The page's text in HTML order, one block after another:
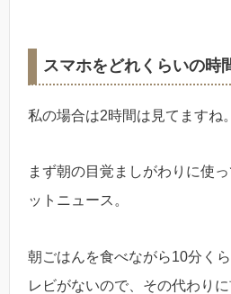
スマホをどれくらいの時
私の場合は2時間は見てますね。
まず朝の目覚ましがわりに使
ットニュース。
朝ごはんを食べながら10分く
レビがないので、その代わり